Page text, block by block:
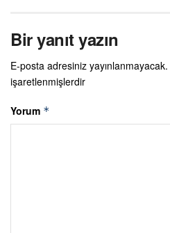
Bir yanıt yazın
E-posta adresiniz yayınlanmayacak.
işaretlenmişlerdir
Yorum *